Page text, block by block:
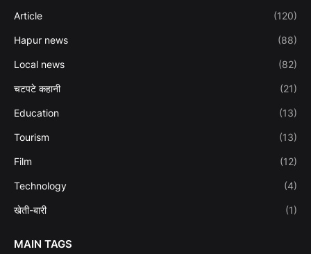
Article (120)
Hapur news (88)
Local news (82)
चटपटे कहानी (21)
Education (13)
Tourism (13)
Film (12)
Technology (4)
खेती-बारी (1)
MAIN TAGS